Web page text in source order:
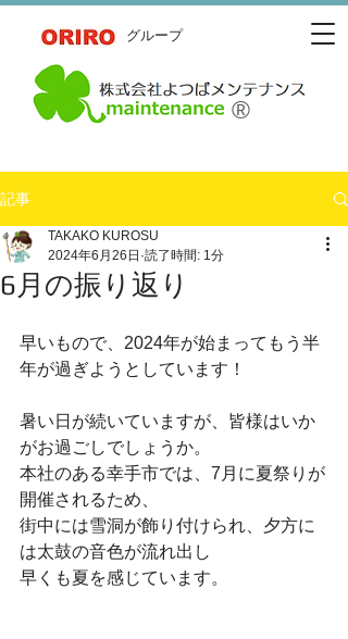
®
​グループ
記事
6月の振り返り
TAKAKO KUROSU
2024年6月26日 読了時間: 1分
早いもので、2024年が始まってもう半
年が過ぎようとしています！
暑い日が続いていますが、皆様はいか
がお過ごしでしょうか。
本社のある幸手市では、7月に夏祭りが
開催されるため、
街中には雪洞が飾り付けられ、夕方に
は太鼓の音色が流れ出し
早くも夏を感じています。